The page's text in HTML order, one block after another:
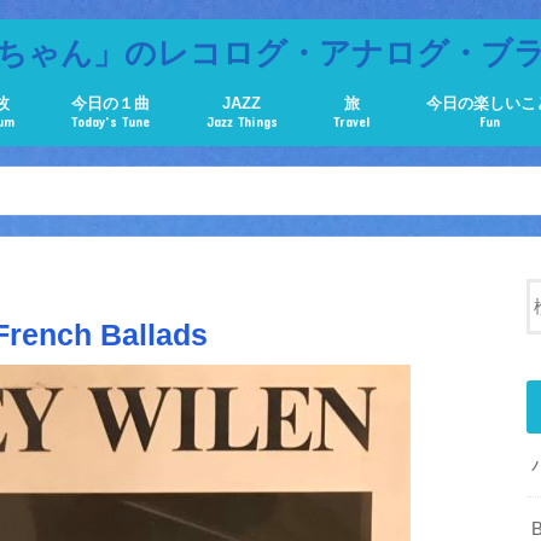
ゃん」のレコログ・アナログ・ブ
今日の１曲
Today’s Tune
JAZZ
Jazz Things
旅
Travel
今日の楽しいこ
Fun
Ballads